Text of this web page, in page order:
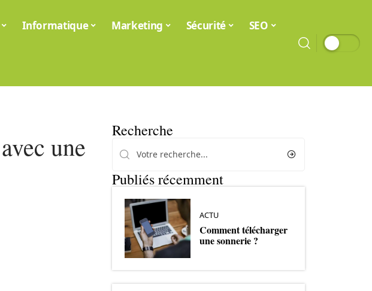
Informatique Marketing Sécurité SEO
une
Recherche
Publiés récemment
ACTU
Comment télécharger
une sonnerie ?